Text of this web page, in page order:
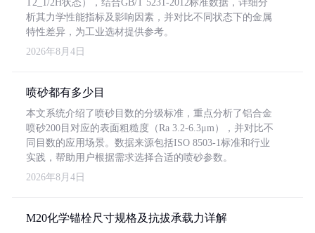
T2_1/2H状态），结合GB/T 5231-2012标准数据，详细分
析其力学性能指标及影响因素，并对比不同状态下的金属
特性差异，为工业选材提供参考。
2026年8月4日
喷砂都有多少目
本文系统介绍了喷砂目数的分级标准，重点分析了铝合金
喷砂200目对应的表面粗糙度（Ra 3.2-6.3μm），并对比不
同目数的应用场景。数据来源包括ISO 8503-1标准和行业
实践，帮助用户根据需求选择合适的喷砂参数。
2026年8月4日
M20化学锚栓尺寸规格及抗拔承载力详解